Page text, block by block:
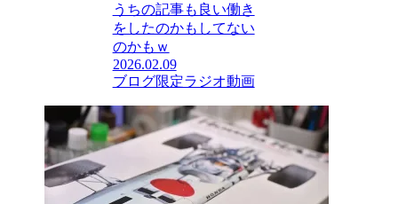
うちの記事も良い働き
をしたのかもしてない
のかもｗ
2026.02.09
ブログ限定ラジオ動画